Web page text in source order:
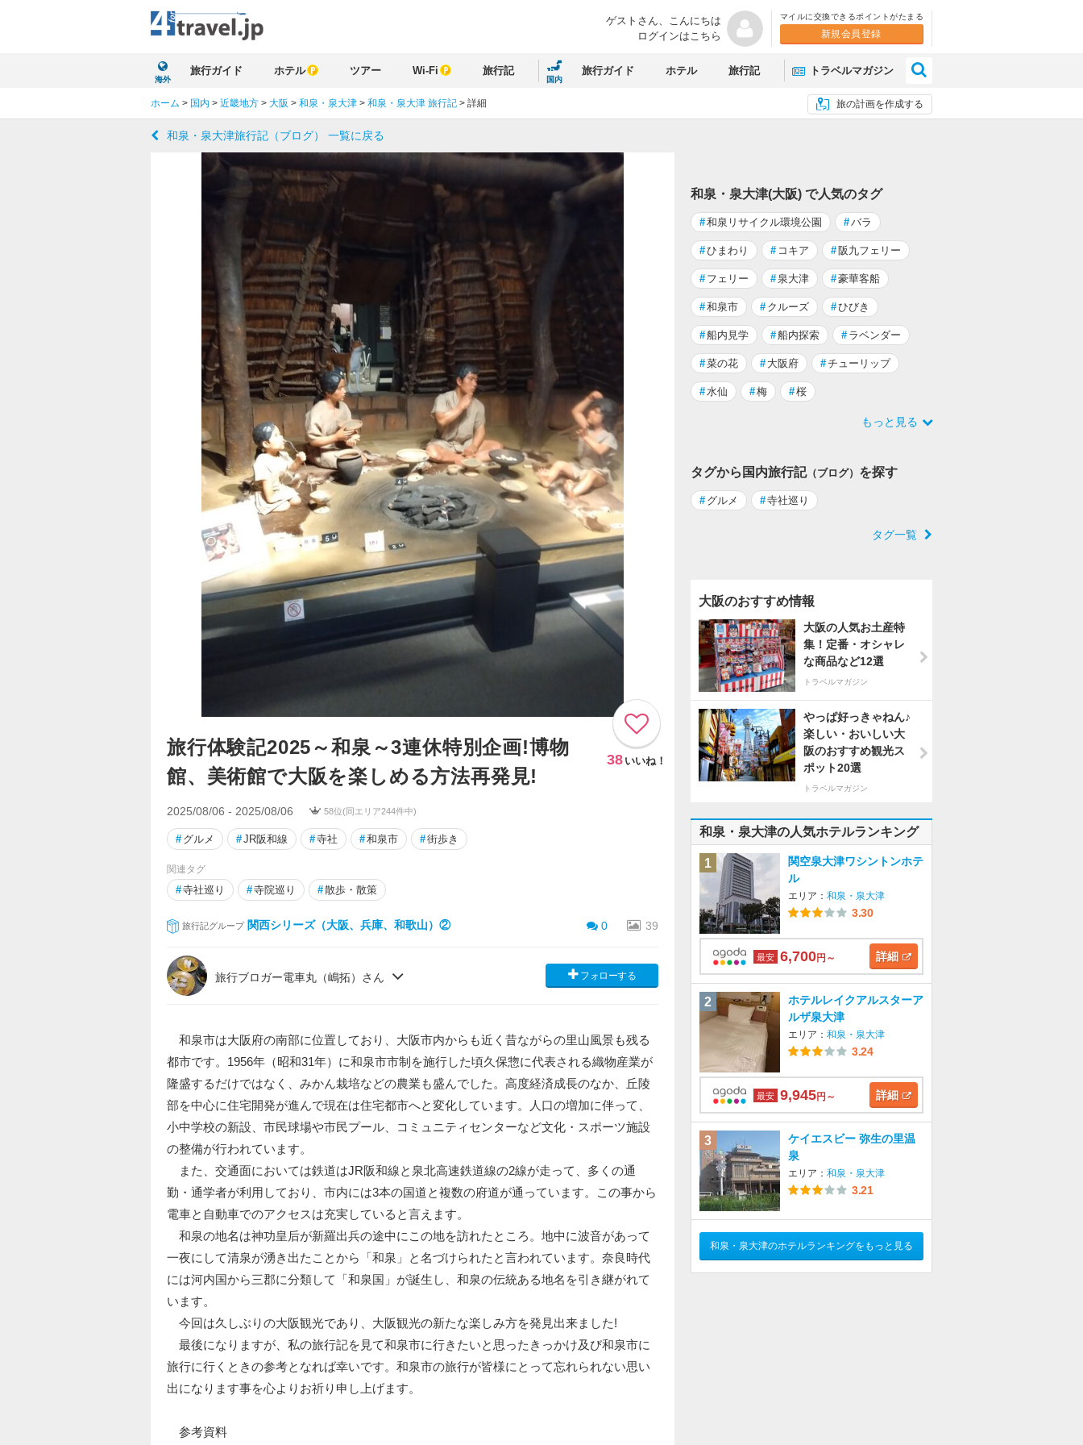
ゲストさん、 こんにちは
ログインはこちら
マイルに交換できるポイントがたまる
新規会員登録
海外
旅行ガイド ホテル ツアー Wi-Fi 旅行記
国内
旅行ガイド ホテル 旅行記 トラベルマガジン
旅の計画を作成する
ホーム > 国内 > 近畿地方 > 大阪 > 和泉・泉大津 > 和泉・泉大津 旅行記 > 詳細
和泉・泉大津旅行記（ブログ） 一覧に戻る
旅行体験記2025～和泉～3連休特別企画!博物
館、美術館で大阪を楽しめる方法再発見!
38 いいね！
2025/08/06 - 2025/08/06 58位(同エリア244件中)
# グルメ #JR阪和線 #寺社 #和泉市 #街歩き
関連タグ
#寺社巡り #寺院巡り #散歩・散策
旅行記グループ 関西シリーズ（大阪、兵庫、和歌山）② 0 39
旅行ブロガー電車丸（嶋拓）さん フォローする
和泉市は大阪府の南部に位置しており、大阪市内からも近く昔ながらの里山風景も残る
都市です。1956年（昭和31年）に和泉市市制を施行した頃久保惣に代表される織物産業が
隆盛するだけではなく、みかん栽培などの農業も盛んでした。高度経済成長のなか、丘陵
部を中心に住宅開発が進んで現在は住宅都市へと変化しています。人口の増加に伴って、
小中学校の新設、市民球場や市民プール、コミュニティセンターなど文化・スポーツ施設
の整備が行われています。
また、交通面においては鉄道はJR阪和線と泉北高速鉄道線の2線が走って、多くの通
勤・通学者が利用しており、市内には3本の国道と複数の府道が通っています。この事から
電車と自動車でのアクセスは充実していると言えます。
和泉の地名は神功皇后が新羅出兵の途中にこの地を訪れたところ。地中に波音があって
一夜にして清泉が湧き出たことから「和泉」と名づけられたと言われています。奈良時代
には河内国から三郡に分類して「和泉国」が誕生し、和泉の伝統ある地名を引き継がれて
います。
今回は久しぶりの大阪観光であり、大阪観光の新たな楽しみ方を発見出来ました!
最後になりますが、私の旅行記を見て和泉市に行きたいと思ったきっかけ及び和泉市に
旅行に行くときの参考となれば幸いです。和泉市の旅行が皆様にとって忘れられない思い
出になります事を心よりお祈り申し上げます。
参考資料
和泉・泉大津(大阪) で人気のタグ
#和泉リサイクル環境公園 #バラ
#ひまわり # コキア # 阪九フェリー
# フェリー # 泉大津 #豪華客船
#和泉市 # クルーズ #ひびき
#船内見学 #船内探索 # ラベンダー
#菜の花 # 大阪府 #チューリップ
#水仙 #梅 #桜
もっと見る
タグから国内旅行記（ブログ） を探す
# グルメ #寺社巡り
タグ一覧
大阪のおすすめ情報
大阪の人気お土産特
集！定番・オシャレ
な商品など12選
トラベルマガジン
やっぱ好っきゃねん♪
楽しい・おいしい大
阪のおすすめ観光ス
ポット20選
トラベルマガジン
和泉・泉大津の人気ホテルランキング
1
関空泉大津ワシントンホテ
ル
エリア： 和泉・泉大津
3.30
最安 6,700円～ 詳細
2
ホテルレイクアルスターア
ルザ泉大津
エリア： 和泉・泉大津
3.24
最安 9,945円～ 詳細
3
ケイエスビー 弥生の里温
泉
エリア： 和泉・泉大津
3.21
和泉・泉大津のホテルランキングをもっと見る